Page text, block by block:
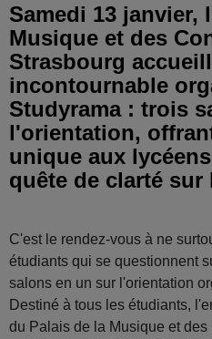
Samedi 13 janvier,
Musique et des
Strasbourg
incontournable
Studyrama : trois
l'orientation,
unique aux
quête de clarté
C'est le rendez-vous à ne
étudiants qui se questionnent
salons en un sur l'orientation
Destiné à tous les étudiants,
du Palais de la Musique et